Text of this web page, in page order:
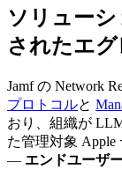
ソリューシ
されたエ
Jamf の Network
プロトコルと
おり、組織が
た管理対象
— エンドユーザ